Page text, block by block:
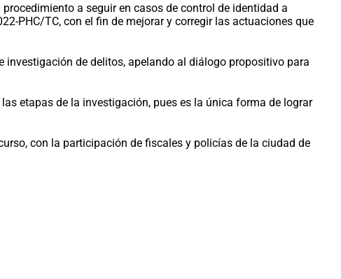
a seguir en casos de control de identidad a
PHC/TC, con el fin de mejorar y corregir las actuaciones que
de delitos, apelando al diálogo propositivo para
etapas de la investigación, pues es la única forma de lograr
con la participación de fiscales y policías de la ciudad de